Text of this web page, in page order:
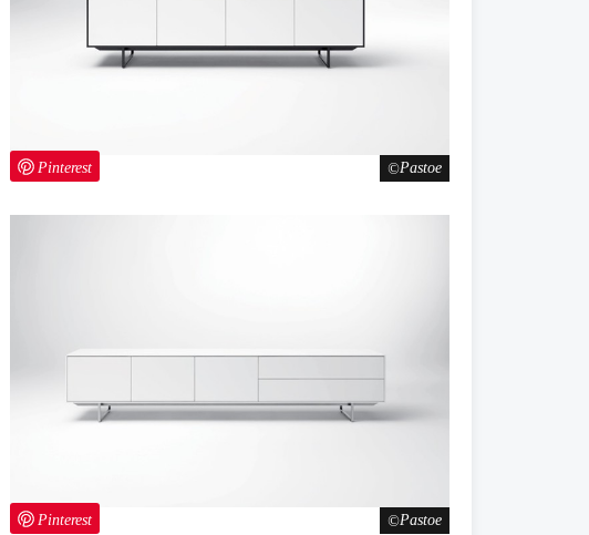
Pastoe
Pinterest
Pastoe
Pinterest